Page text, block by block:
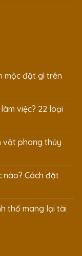
mộc đặt gì trên
việc? 22 loại
vật phong thủy
nào? Cách đặt
thổ mang lại tài